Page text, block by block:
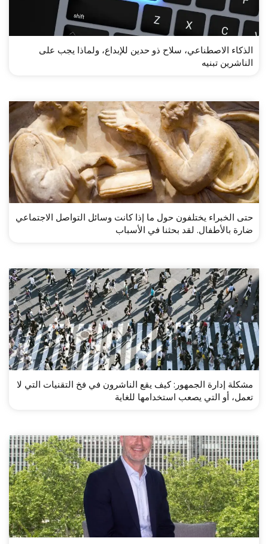
الذكاء الاصطناعي، سلاح ذو حدين للإبداع، ولماذا يجب على
الناشرين تبنيه
حتى الخبراء يختلفون حول ما إذا كانت وسائل التواصل الاجتماعي
ضارة بالأطفال. لقد بحثنا في الأسباب
مشكلة إدارة الجمهور: كيف يقع الناشرون في فخ التقنيات التي لا
تعمل، أو التي يصعب استخدامها للغاية